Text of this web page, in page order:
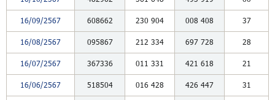
16/09/2567 608662 230 904 008 408 37
16/08/2567 095867 212 334 697 728 28
16/07/2567 367336 011 331 421 618 21
16/06/2567 518504 016 428 426 447 31